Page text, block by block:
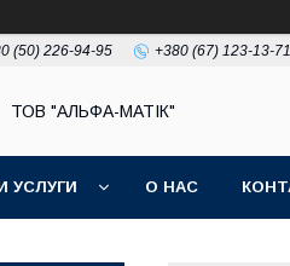
(50) 226-94-95 +380 (67) 123-13-71
ТОВ "АЛЬФА-МАТІК"
УСЛУГИ О НАС